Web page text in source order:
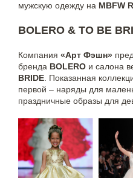
мужскую одежду на MBFW
BOLERO & TO BE
Компания «Арт Фэшн»
бренда BOLERO и салона
BRIDE . Показанная
первой – наряды для
праздничные образы для